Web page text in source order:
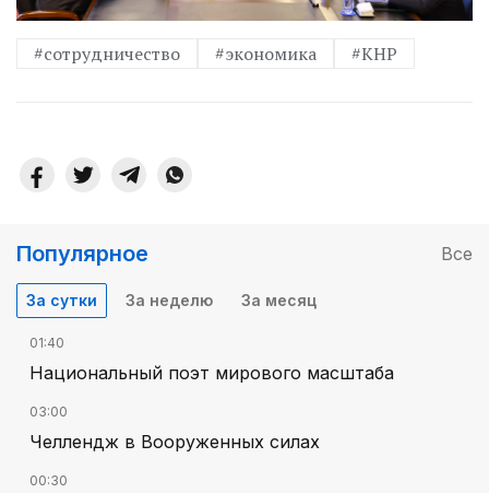
#сотрудничество #экономика #КНР
Популярное Все
За сутки За неделю За месяц
01:40
Национальный поэт мирового масштаба
03:00
Челлендж в Вооруженных силах
00:30